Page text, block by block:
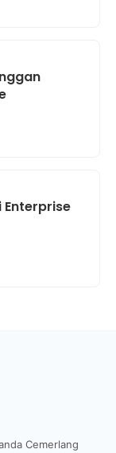
Enterprise
Cemerlang